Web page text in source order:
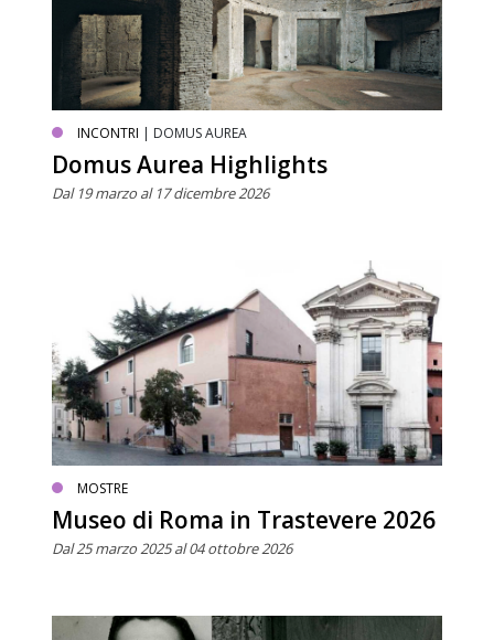
INCONTRI | DOMUS AUREA
Domus Aurea Highlights
Dal 19 marzo al 17 dicembre 2026
MOSTRE
Museo di Roma in Trastevere 2026
Dal 25 marzo 2025 al 04 ottobre 2026